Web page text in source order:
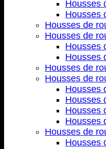
Housses
Housses
Housses de
Housses de
Housses
Housses
Housses de
Housses de
Housses
Housses
Housses
Housses
Housses de
Housses